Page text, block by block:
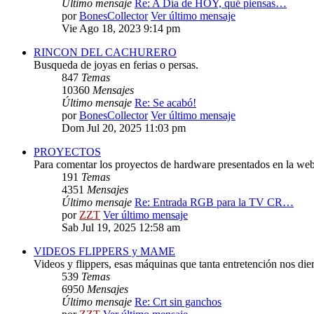
Último mensaje Re: A Día de HOY, qué piensas…
porBonesCollector Ver último mensaje
Vie Ago 18, 2023 9:14 pm
RINCON DEL CACHURERO
Busqueda de joyas en ferias o persas.
847 Temas
10360 Mensajes
Último mensaje Re: Se acabó!
porBonesCollector Ver último mensaje
Dom Jul 20, 2025 11:03 pm
PROYECTOS
Para comentar los proyectos de hardware presentados en la
191 Temas
4351 Mensajes
Último mensaje Re: Entrada RGB para la TV CR…
porZZT Ver último mensaje
Sab Jul 19, 2025 12:58 am
VIDEOS FLIPPERS y MAME
Videos y flippers, esas máquinas que tanta entretención nos
539 Temas
6950 Mensajes
Último mensaje Re: Crt sin ganchos